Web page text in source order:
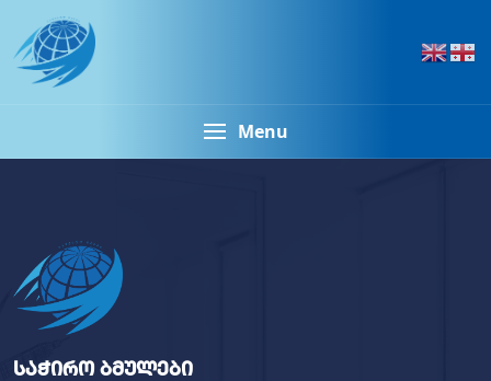
Menu
საჭირო ბმულები